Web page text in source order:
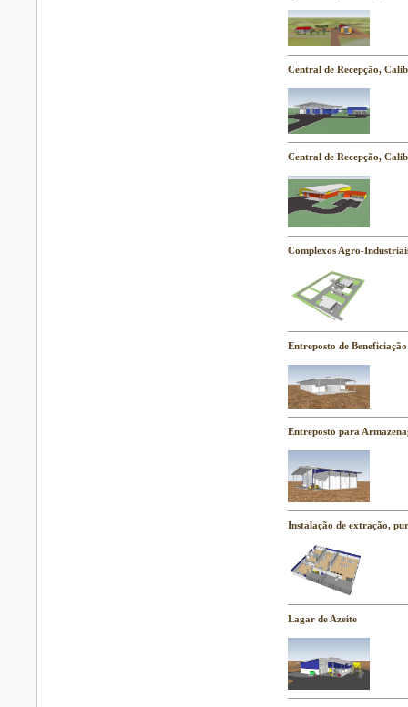
Central de Recepção,
Central de Recepção,
Complexos Agro-
Entreposto de
Entreposto para
Instalação de extração,
Lagar de Azeite